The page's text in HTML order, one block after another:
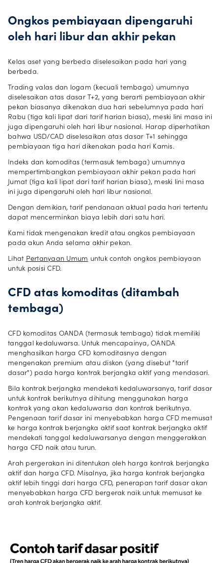
Ongkos pembiayaan dipengaruhi
oleh hari libur dan akhir pekan
Kelas aset yang berbeda diselesaikan pada hari yang
berbeda.
Trading valas dan logam (kecuali tembaga) umumnya
diselesaikan atas dasar T+2, yang berarti pembiayaan akhir
pekan biasanya dikenakan dua hari sebelumnya pada hari
Rabu (tiga kali lipat dari tarif harian biasa), meski lini masa ini
juga dipengaruhi oleh hari libur nasional. Harap diperhatikan
bahwa USD/CAD diselesaikan atas dasar T+1 sehingga
pembiayaan tiga hari dikenakan pada hari Kamis.
Indeks dan komoditas (termasuk tembaga) umumnya
mempertimbangkan pembiayaan akhir pekan pada hari
Jumat (tiga kali lipat dari tarif harian biasa), meski lini masa
ini juga dipengaruhi oleh hari libur nasional.
Dengan demikian, tarif pendanaan aktual pada hari tertentu
dapat mencerminkan biaya lebih dari satu hari.
Kami tidak mengenakan kredit atau ongkos pembiayaan
pada akun Anda selama akhir pekan.
Lihat Pertanyaan Umum untuk contoh ongkos pembiayaan
untuk posisi CFD.
CFD atas komoditas (ditambah
tembaga)
CFD komoditas OANDA (termasuk tembaga) tidak memiliki
tanggal kedaluwarsa. Untuk mencapainya, OANDA
menghasilkan harga CFD komoditasnya dengan
mengenakan premium atau diskon (yang disebut "tarif
dasar") pada harga kontrak berjangka aktif yang mendasari.
Bila kontrak berjangka mendekati kedaluwarsanya, tarif dasar
untuk kontrak berikutnya dihitung menggunakan harga
kontrak yang akan kedaluwarsa dan kontrak berikutnya.
Pengenaan tarif dasar ini menyebabkan harga CFD memusat
ke harga kontrak berjangka aktif saat kontrak berjangka aktif
mendekati tanggal kedaluwarsanya dengan menggerakkan
harga CFD naik atau turun.
Arah pergerakan ini ditentukan oleh harga kontrak berjangka
aktif dan harga CFD. Misalnya, jika harga kontrak berjangka
aktif lebih tinggi dari harga CFD, penerapan tarif dasar akan
menyebabkan harga CFD bergerak naik untuk memusat ke
arah kontrak berjangka aktif.